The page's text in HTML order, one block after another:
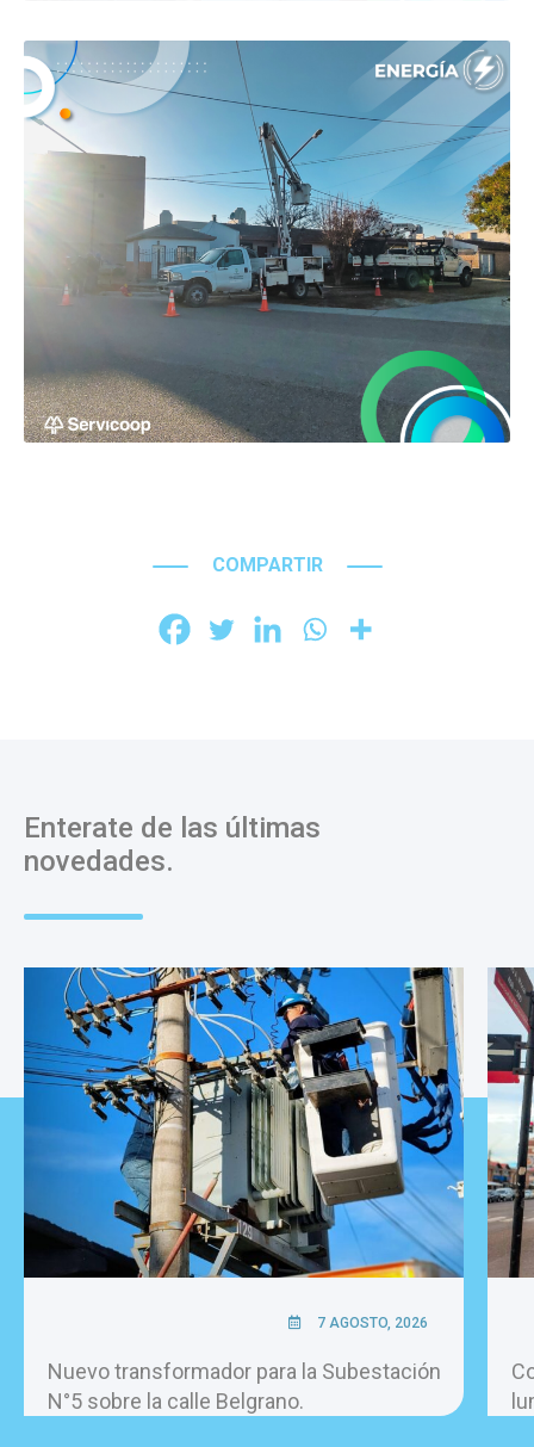
COMPARTIR
Enterate de las últimas
novedades.
7 AGOSTO, 2026
Nuevo transformador para la Subestación
N°5 sobre la calle Belgrano.